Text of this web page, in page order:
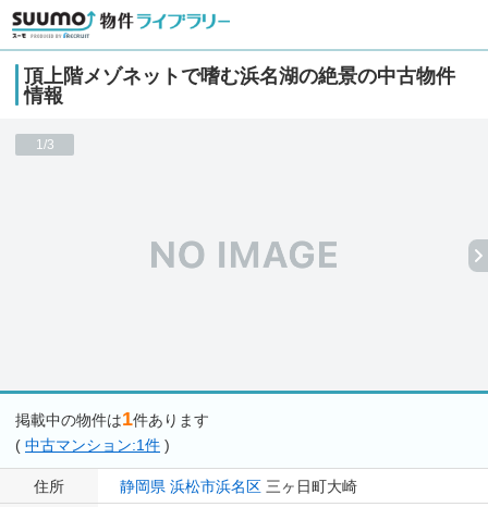
頂上階メゾネットで嗜む浜名湖の絶景の中古物件
情報
1/3
掲載中の物件は1件あります
( 中古マンション:1件 )
住所 静岡県 浜松市浜名区 三ヶ日町大崎